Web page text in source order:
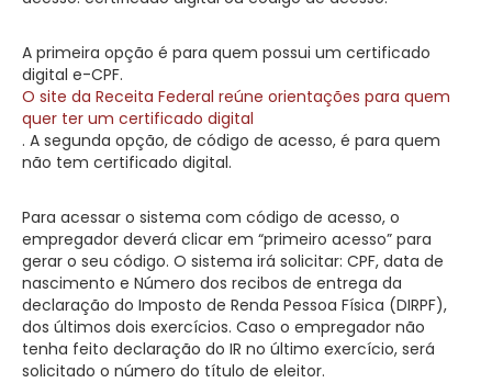
A primeira opção é para quem possui um certificado
digital e-CPF.
O site da Receita Federal reúne orientações para quem
quer ter um certificado digital
. A segunda opção, de código de acesso, é para quem
não tem certificado digital.
Para acessar o sistema com código de acesso, o
empregador deverá clicar em “primeiro acesso” para
gerar o seu código. O sistema irá solicitar: CPF, data de
nascimento e Número dos recibos de entrega da
declaração do Imposto de Renda Pessoa Física (DIRPF),
dos últimos dois exercícios. Caso o empregador não
tenha feito declaração do IR no último exercício, será
solicitado o número do título de eleitor.